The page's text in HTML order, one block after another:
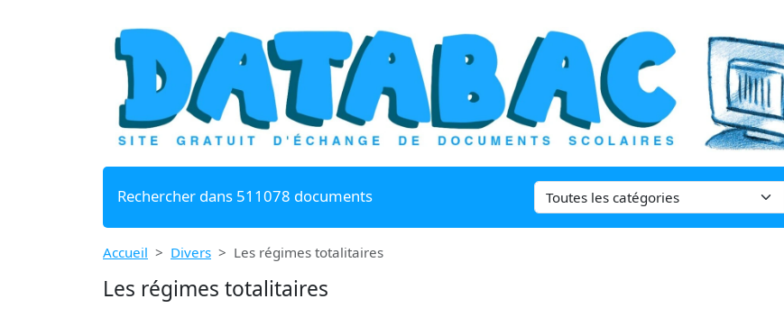
Rechercher dans 511078 documents
Accueil Divers Les régimes totalitaires
Les régimes totalitaires